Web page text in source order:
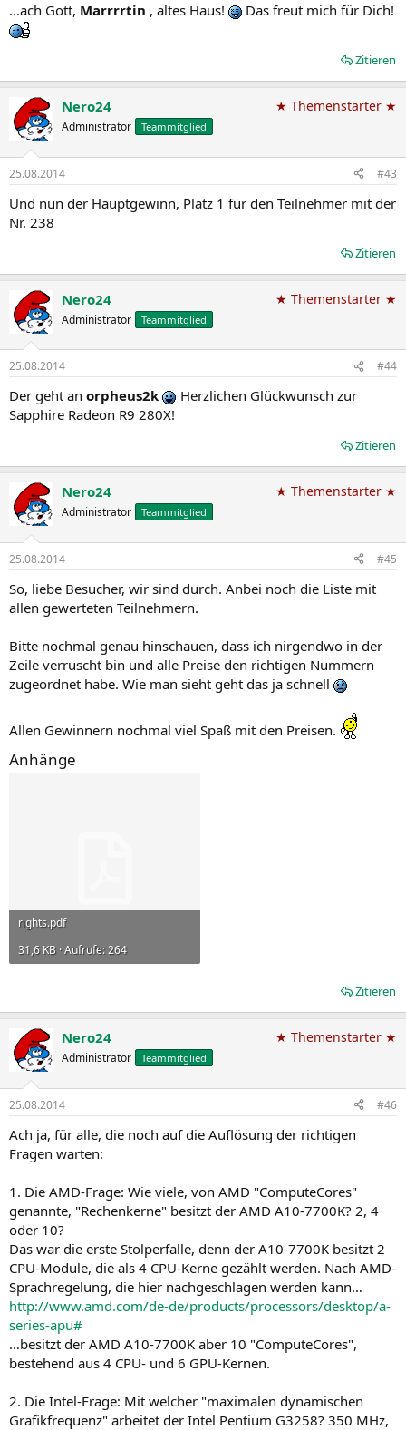
...ach Gott, Marrrrtin , altes Haus! Das freut mich für Dich!
Zitieren
Nero24
Administrator Teammitglied
★ Themenstarter ★
25.08.2014 #43
Und nun der Hauptgewinn, Platz 1 für den Teilnehmer mit der
Nr. 238
Zitieren
Nero24
Administrator Teammitglied
★ Themenstarter ★
25.08.2014 #44
Der geht an orpheus2k
Herzlichen Glückwunsch zur
Sapphire Radeon R9 280X!
Zitieren
Nero24
Administrator Teammitglied
★ Themenstarter ★
25.08.2014 #45
So, liebe Besucher, wir sind durch. Anbei noch die Liste mit
allen gewerteten Teilnehmern.
Bitte nochmal genau hinschauen, dass ich nirgendwo in der
Zeile verruscht bin und alle Preise den richtigen Nummern
zugeordnet habe. Wie man sieht geht das ja schnell
Allen Gewinnern nochmal viel Spaß mit den Preisen.
Anhänge
rights.pdf
31,6 KB · Aufrufe: 264
Zitieren
Nero24
Administrator Teammitglied
★ Themenstarter ★
25.08.2014 #46
Ach ja, für alle, die noch auf die Auflösung der richtigen
Fragen warten:
1. Die AMD-Frage: Wie viele, von AMD "ComputeCores"
genannte, "Rechenkerne" besitzt der AMD A10-7700K? 2, 4
oder 10?
Das war die erste Stolperfalle, denn der A10-7700K besitzt 2
CPU-Module, die als 4 CPU-Kerne gezählt werden. Nach AMD-
Sprachregelung, die hier nachgeschlagen werden kann…
http://www.amd.com/de-de/products/processors/desktop/a-
series-apu#
…besitzt der AMD A10-7700K aber 10 "ComputeCores",
bestehend aus 4 CPU- und 6 GPU-Kernen.
2. Die Intel-Frage: Mit welcher "maximalen dynamischen
Grafikfrequenz" arbeitet der Intel Pentium G3258? 350 MHz,